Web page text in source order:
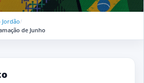
Jordão/
de Junho